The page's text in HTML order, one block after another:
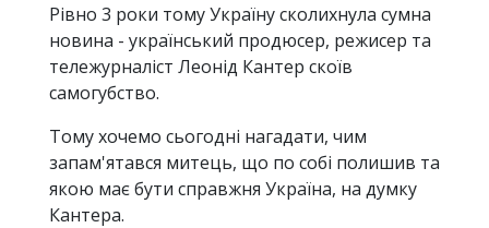
Рівно 3 роки тому Україну сколихнула сумна
новина - український продюсер, режисер та
тележурналіст Леонід Кантер скоїв
самогубство.
Тому хочемо сьогодні нагадати, чим
запам'ятався митець, що по собі полишив та
якою має бути справжня Україна, на думку
Кантера.